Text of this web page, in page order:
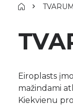
Eiroplasts
mažindami
Kiekvienu